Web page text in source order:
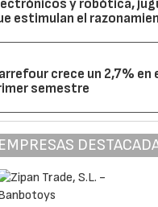
y robótica,
estimulan el
crece un 2,7% en
semestre
EMPRESAS